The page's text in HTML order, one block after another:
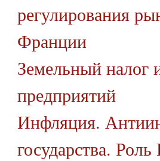
регулирования
Франции
Земельный налог
предприятий
Инфляция.
государства.